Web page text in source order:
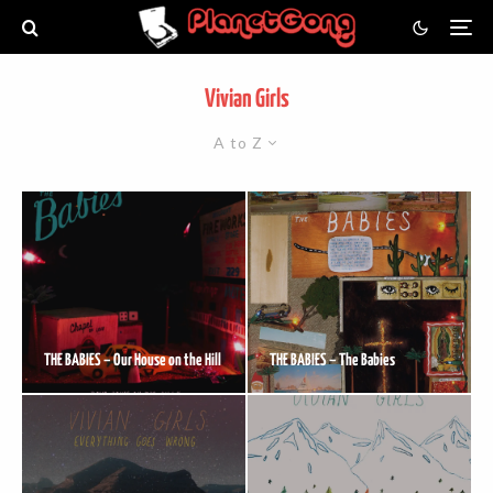
Vivian Girls
A to Z
THE BABIES – Our House on the Hill THE BABIES – The Babies